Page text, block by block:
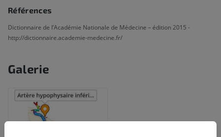
Références
Dictionnaire de l’Académie Nationale de Médecine – édition 2015 -
http://dictionnaire.academie-medecine.fr/
Galerie